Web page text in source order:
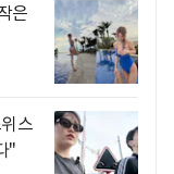
은
스
"